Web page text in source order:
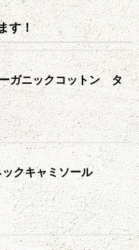
す！
ガニックコットン タ
クキャミソール